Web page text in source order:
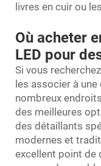
livres en cuir ou
Où acheter
LED pour
Si vous
les associer à
nombreux
des meilleures
des détaillants
modernes et
excellent point de